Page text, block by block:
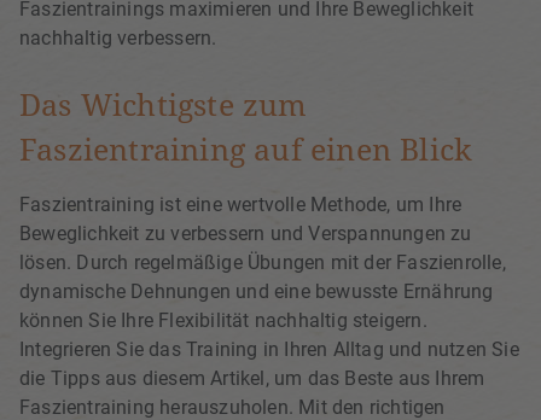
Faszientrainings maximieren und Ihre Beweglichkeit
nachhaltig verbessern.
Das Wichtigste zum
Faszientraining auf einen Blick
Faszientraining ist eine wertvolle Methode, um Ihre
Beweglichkeit zu verbessern und Verspannungen zu
lösen. Durch regelmäßige Übungen mit der Faszienrolle,
dynamische Dehnungen und eine bewusste Ernährung
können Sie Ihre Flexibilität nachhaltig steigern.
Integrieren Sie das Training in Ihren Alltag und nutzen Sie
die Tipps aus diesem Artikel, um das Beste aus Ihrem
Faszientraining herauszuholen. Mit den richtigen